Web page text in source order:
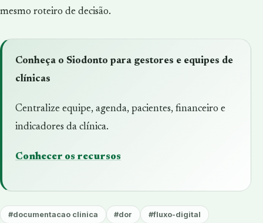
mesmo roteiro de decisão.
Conheça o Siodonto para gestores e equipes de
clínicas
Centralize equipe, agenda, pacientes, financeiro e
indicadores da clínica.
Conhecer os recursos
#documentacao clinica #dor #fluxo-digital